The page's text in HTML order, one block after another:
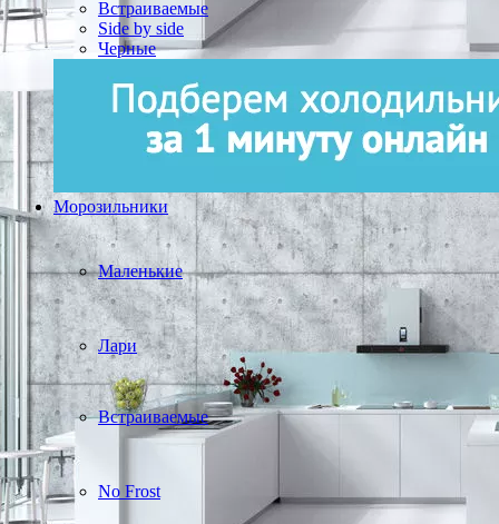
Встраиваемые
Side by side
Черные
Морозильники
Маленькие
Лари
Встраиваемые
No Frost